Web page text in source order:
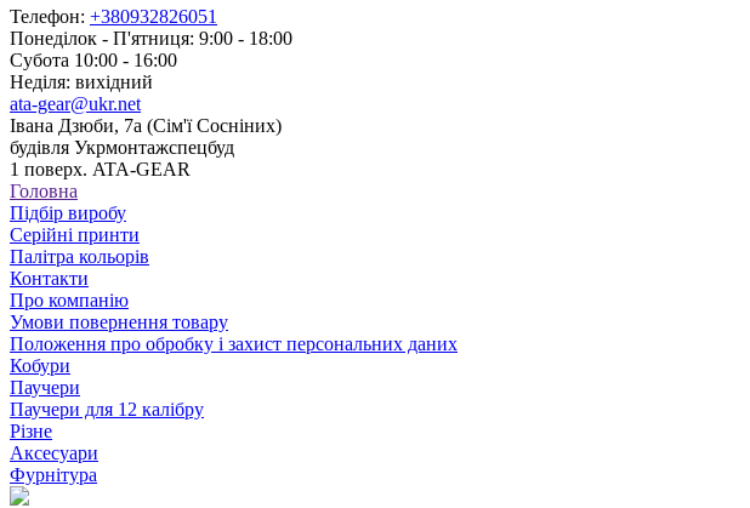
Телефон: +380932826051
Понеділок - П'ятниця: 9:00 - 18:00
Субота 10:00 - 16:00
Неділя: вихідний
ata-gear@ukr.net
Івана Дзюби, 7а (Сім'ї Сосніних)
будівля Укрмонтажспецбуд
1 поверх. ATA-GEAR
Головна
Підбір виробу
Серійні принти
Палітра кольорів
Контакти
Про компанію
Умови повернення товару
Положення про обробку і захист персональних даних
Кобури
Паучери
Паучери для 12 калібру
Різне
Аксесуари
Фурнітура